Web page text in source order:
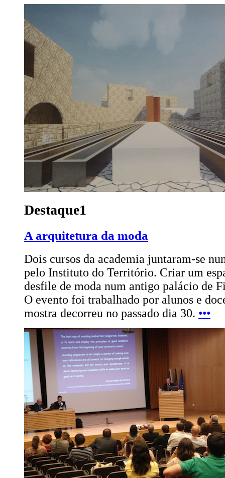
Destaque1
A arquitetura da moda
Dois cursos da academia juntaram-se
pelo Instituto do Território. Criar um
desfile de moda num antigo palácio de
O evento foi trabalhado por alunos e
mostra decorreu no passado dia 30. •••